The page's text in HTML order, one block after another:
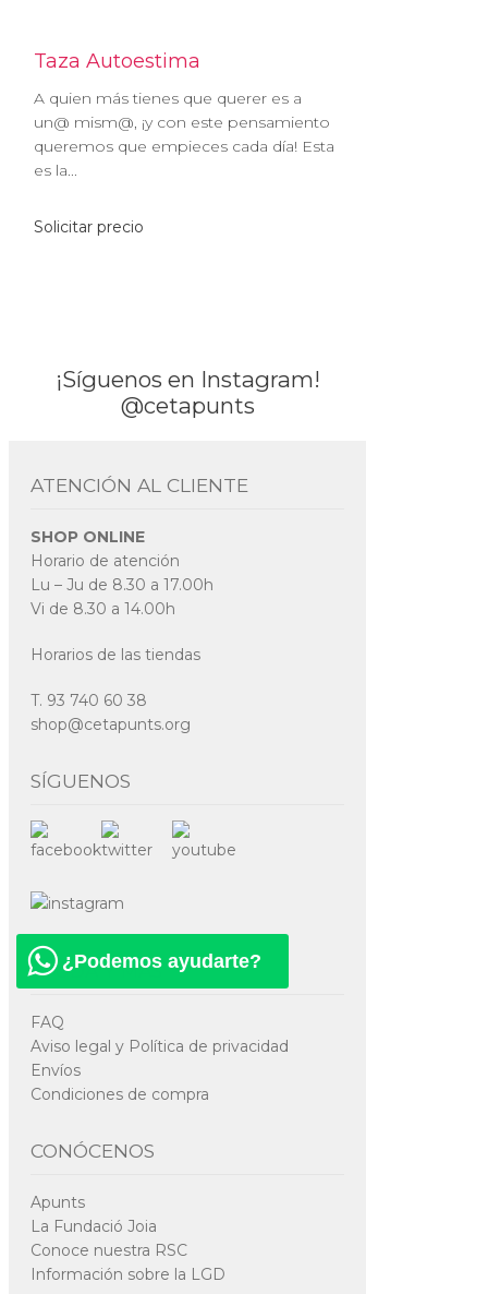
Taza Autoestima
A quien más tienes que querer es a
un@ mism@, ¡y con este pensamiento
queremos que empieces cada día! Esta
es la...
Solicitar precio
¡Síguenos en Instagram!
@cetapunts
ATENCIÓN AL CLIENTE
SHOP ONLINE
Horario de atención
Lu – Ju de 8.30 a 17.00h
Vi de 8.30 a 14.00h
Horarios de las tiendas
T. 93 740 60 38
shop@cetapunts.org
SÍGUENOS
¿Podemos ayudarte?
AYUDA Y MÁS
FAQ
Aviso legal y Política de privacidad
Envíos
Condiciones de compra
CONÓCENOS
Apunts
La Fundació Joia
Conoce nuestra RSC
Información sobre la LGD